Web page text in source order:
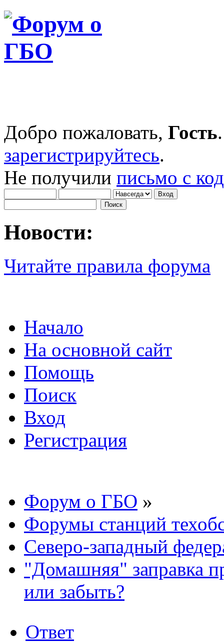
Добро пожаловать, Гость
зарегистрируйтесь.
Не получили письмо с
Новости:
Читайте правила форума
Начало
На основной сайт
Помощь
Поиск
Вход
Регистрация
Форум о ГБО »
Форумы станций
Северо-западный
"Домашняя" заправка
или забыть?
Ответ